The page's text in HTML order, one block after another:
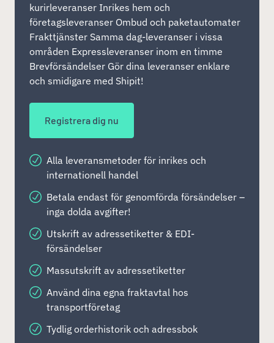
kurirleveranser Inrikes hem och
företagsleveranser Ombud och paketautomater
Frakttjänster Samma dag-leveranser i vissa
områden Expressleveranser inom en timme
Brevförsändelser Gör dina leveranser enklare
och smidigare med Shipit!
Registrera dig nu
Alla leveransmetoder för inrikes och
internationell handel
Betala endast för genomförda försändelser –
inga dolda avgifter!
Utskrift av adressetiketter & EDI-
försändelser
Massutskrift av adressetiketter
Använd dina egna fraktavtal hos
transportföretag
Tydlig orderhistorik och adressbok